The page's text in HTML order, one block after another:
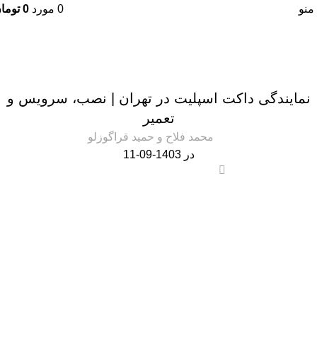
منو 0 مورد 0
نمایندگی داکت اسپلیت در تهران | نصب، سرویس و
تعمیر
محمد فلاح و حمید قراگوزلو
در 1403-09-11